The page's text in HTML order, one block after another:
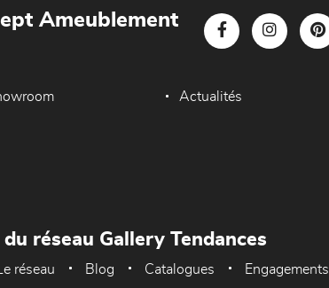
Ameublement
Actualités
réseau Gallery Tendances
Le réseau Blog Catalogues Engagements